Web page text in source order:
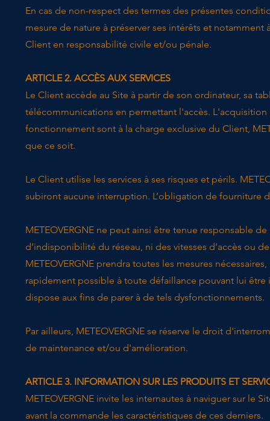
En cas de non-respect des termes des présentes
mesure de nature à préserver ses intérêts et notamment
Client en responsabilité civile et/ou pénale.
ARTICLE 2. ACCÈS AUX SERVICES
​Le Client accède au Site à partir de son ordinateur, sa
télécommunications en permettant l'accès.
fonctionnement sont à la charge exclusive du Client,
que ce soit.
Le Client utilise les services à ses risques et périls.
subiront aucune interruption. L’obligation de fourniture
METEOVERGNE ne peut ainsi être tenue responsable
d’indisponibilité du réseau, ni des vitesses d’accès ou
METEOVERGNE prendra toutes les mesures
rapidement possible à toute défaillance pouvant lui
dispose aux fins de parer à de tels dysfonctionnements.
Par ailleurs, METEOVERGNE se réserve le droit
de maintenance et/ou d'amélioration.
ARTICLE 3. INFORMATION SUR LES PRODUITS ET
​METEOVERGNE invite les internautes à naviguer sur le
avant la commande les caractéristiques de ces derniers.